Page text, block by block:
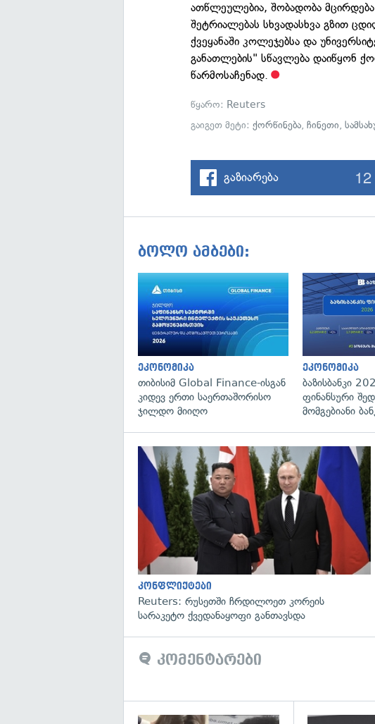
ათწლეულებია, შობადობა
შეტრიალებას სხვადასხვა გზით
ქვეყანაში კოლეჯებსა და
განათლების" სწავლება დაიწყონ
წარმოსაჩენად.
წყარო: Reuters
გაიგეთ მეტი:ქორწინება,ჩინეთი,
გაზიარება 12
ბოლო ამბები:
ეკონომიკა
თიბისიმ Global Finance-ისგან
კიდევ ერთი საერთაშორისო
ჯილდო მიიღო
ეკონომიკა
ბაზისბანკი
ფინანსური
მომგებიანი
კონფლიქტები
Reuters: რუსეთში ჩრდილოეთ კორეის
სარაკეტო ქვედანაყოფი განთავსდა
კომენტარები